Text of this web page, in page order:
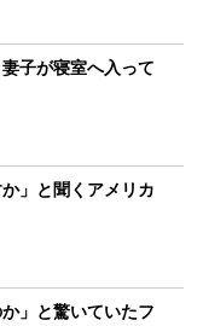
子が寝室へ入って
」と聞くアメリカ
」と驚いていたフ